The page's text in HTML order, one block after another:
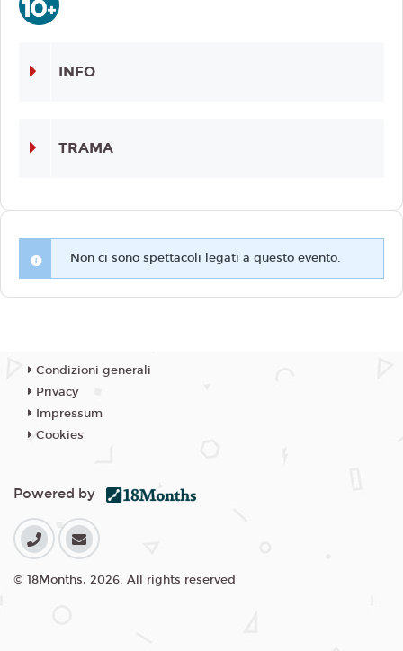
INFO
TRAMA
Non ci sono spettacoli legati a questo evento.
Condizioni generali
Privacy
Impressum
Cookies
Powered by
© 18Months, 2026. All rights reserved